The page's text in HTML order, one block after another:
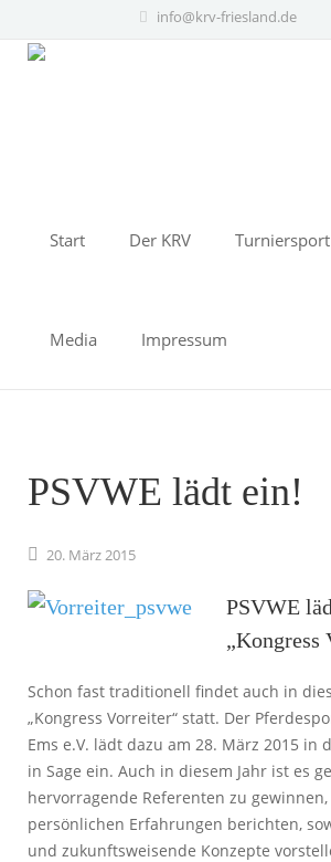
info@krv-friesland.de
Start Der KRV Turniersport
Media Impressum
PSVWE lädt ein!
20. März2015
PSVWE
„Kongress
Schon fast traditionell findet auch in
„Kongress Vorreiter“ statt. Der
Ems e.V. lädt dazu am 28. März 2015 in
in Sage ein. Auch in diesem Jahr ist es
hervorragende Referenten zu
persönlichen Erfahrungen berichten,
und zukunftsweisende Konzepte